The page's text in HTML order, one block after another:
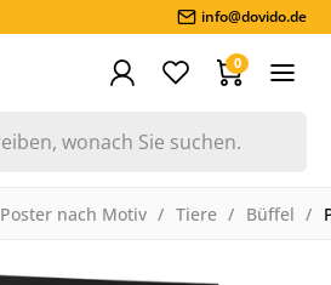
info@dovido.de
0
Poster nach Motiv Tiere Büffel